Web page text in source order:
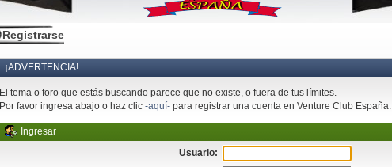
Registrarse
¡ADVERTENCIA!
El tema o foro que estás buscando parece que no existe, o fuera de tus límites.
Por favor ingresa abajo o haz clic-aquí- para registrar una cuenta en Venture Club España.
Ingresar
Usuario: